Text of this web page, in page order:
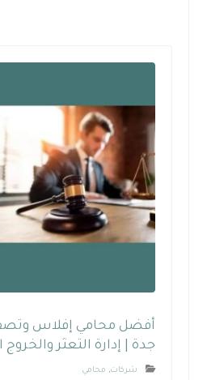
أفضل محامي إفلاس
جدة | إدارة التعثر والخروج
شركات, محامي